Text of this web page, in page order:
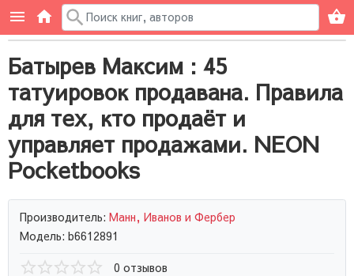
Батырев Максим : 45
татуировок продавана. Правила
для тех, кто продаёт и
управляет продажами. NEON
Pocketbooks
Производитель: Манн, Иванов и Фербер
Модель: b6612891
0 отзывов